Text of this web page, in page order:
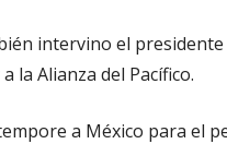
intervino el
la Alianza del Pacífico.
a México para el